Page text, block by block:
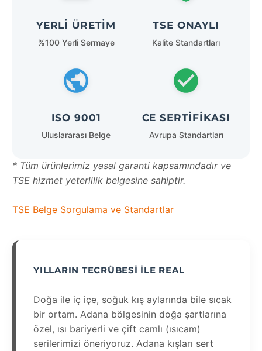
YERLI ÜRETIM
%100 Yerli Sermaye
TSE ONAYLI
Kalite Standartları
ISO 9001
Uluslararası Belge
CE SERTIFIKASI
Avrupa Standartları
* Tüm ürünlerimiz yasal garanti kapsamındadır ve
TSE hizmet yeterlilik belgesine sahiptir.
TSE Belge Sorgulama ve Standartlar
YILLARIN TECRÜBESI ILE REAL
Doğa ile iç içe, soğuk kış aylarında bile sıcak
bir ortam. Adana bölgesinin doğa şartlarına
özel, ısı bariyerli ve çift camlı (ısıcam)
serilerimizi öneriyoruz. Adana kışları sert